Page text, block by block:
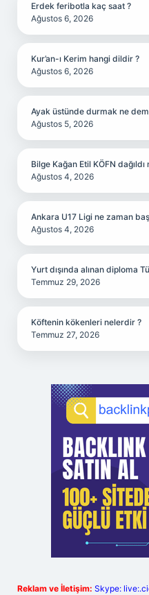
Erdek feribotla kaç saat ?
Ağustos 6, 2026
Kur’an-ı Kerim hangi dildir ?
Ağustos 6, 2026
Ayak üstünde durmak ne
Ağustos 5, 2026
Bilge Kağan Etil KÖFN dağıldı
Ağustos 4, 2026
Ankara U17 Ligi ne zaman
Ağustos 4, 2026
Yurt dışında alınan diploma
Temmuz 29, 2026
Köftenin kökenleri nelerdir ?
Temmuz 27, 2026
Reklam ve İletişim: Skype: